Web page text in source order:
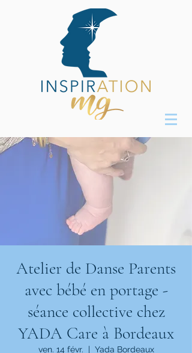
Atelier de Danse Parents
avec bébé en portage -
séance collective chez
YADA Care à Bordeaux
ven. 14 févr. Yada Bordeaux